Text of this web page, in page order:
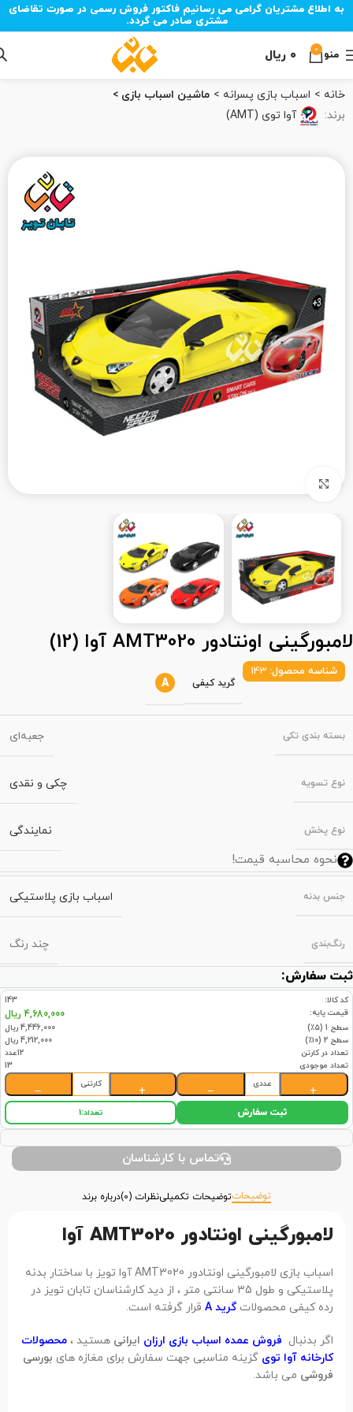
به اطلاع مشتریان گرامی می رسانیم فاکتور فروش رسمی در صورت تقاضای
مشتری صادر می گردد.
منو 0 ۰ ریال
خانه اسباب بازی پسرانه
ماشین اسباب بازی
برند:
آوا توی (AMT)
لامبورگینی اونتادور AMT3020 آوا (12)
شناسه محصول: 143
گرید کیفی A
بسته‌ بندی تکی جعبه‌ای
نوع تسویه چکی و نقدی
نوع پخش نمایندگی
نحوه محاسبه قیمت!
جنس بدنه اسباب بازی پلاستیکی
رنگ‌بندی چند رنگ
ثبت سفارش:
کد کالا:
143
قیمت پایه:
4,680,000 ریال
سطح 1 (۵٪)
4,446,000 ریال
سطح 2 (۱۰٪)
4,212,000 ریال
تعداد در کارتن
12عدد
تعداد موجودی
13
+
عددی
−
+
کارتنی
−
ثبت سفارش تعداد:1
تماس با کارشناسان
توضیحاتتوضیحات تکمیلینظرات (0) درباره برند
لامبورگینی اونتادور AMT3020 آوا
اسباب بازی لامبورگینی اونتادور AMT3020 آوا تویز با ساختار بدنه
پلاستیکی و طول 35 سانتی متر ، از دید کارشناسان تابان تویز در
رده کیفی محصولاتگرید A قرار گرفته است.
اگر بدنبال فروش عمده اسباب بازی ارزان ایرانی هستید ، محصولات
کارخانه آوا توی گزینه مناسبی جهت سفارش برای مغازه های بورسی
فروشی می باشد.